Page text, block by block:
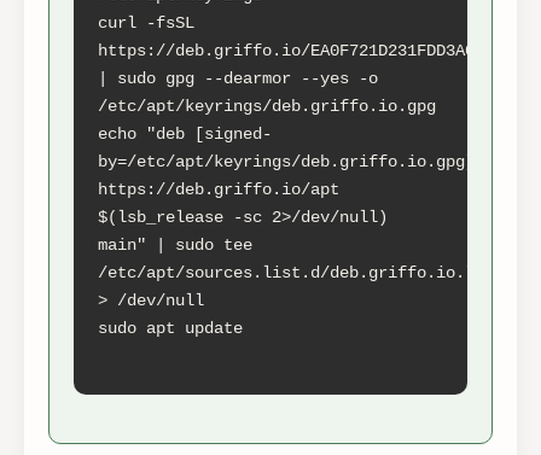
curl -fsSL
https://deb.griffo.io/
| sudo gpg --dearmor --yes -o
/etc/apt/keyrings/deb.griffo.io.gpg
echo "deb [signed-
by=/etc/apt/keyrings/deb.griffo.io.gpg]
https://deb.griffo.io/apt
$(lsb_release -sc 2>/dev/null)
main" | sudo tee
/etc/apt/sources.list.d/deb.griffo.io.list
> /dev/null
sudo apt update